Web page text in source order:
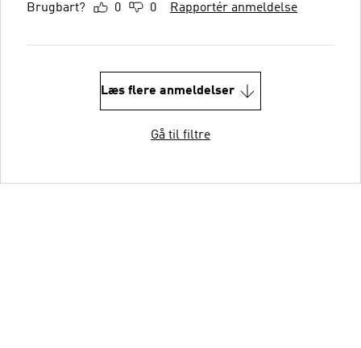
Brugbart? 0 0 Rapportér anmeldelse
Læs flere anmeldelser
Gå til filtre